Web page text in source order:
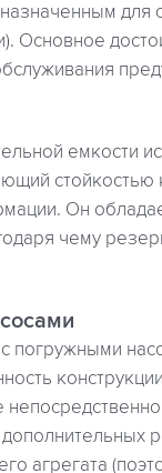
для
Основное
емкости
Он
чему
погружными
агрегата